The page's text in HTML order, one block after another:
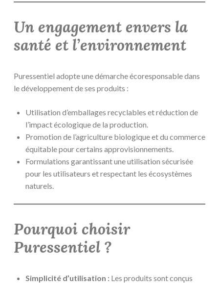
Un engagement envers la
santé et l’environnement
Puressentiel adopte une démarche écoresponsable dans
le développement de ses produits :
Utilisation d’emballages recyclables et réduction de
l’impact écologique de la production.
Promotion de l’agriculture biologique et du commerce
équitable pour certains approvisionnements.
Formulations garantissant une utilisation sécurisée
pour les utilisateurs et respectant les écosystèmes
naturels.
Pourquoi choisir
Puressentiel ?
Simplicité d’utilisation : Les produits sont conçus